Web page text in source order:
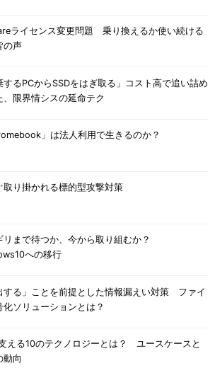
ライセンス変更問題 乗り換えるか使い続ける
の声
するPCからSSDをはぎ取る」コスト高で追い詰め
、限界情シスの延命テク
」は法人利用で生きるのか？
取り掛かれる標的型攻撃対策
リまで待つか、今から取り組むか？
への移行
する」ことを前提とした情報漏えい対策 ファイ
化ソリューションとは？
える10のテクノロジーとは？ ユースケースと
動向